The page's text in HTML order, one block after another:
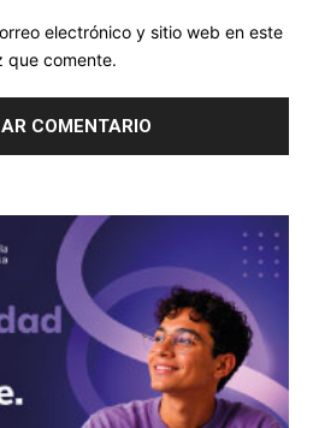
electrónico y sitio web en este
que comente.